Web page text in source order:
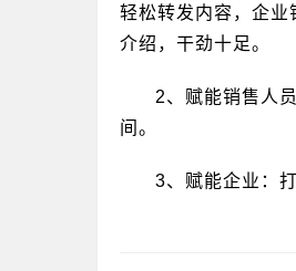
轻松转发内容，企
介绍，干劲十足。
2、赋能销售人
间。
3、赋能企业：